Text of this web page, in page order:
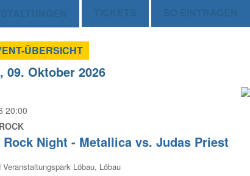
TICKETS SO EINTRAGEN
ÜBERSICHT
09. Oktober 2026
20:00
Night - Metallica vs. Judas Priest
Veranstaltungspark Löbau, Löbau